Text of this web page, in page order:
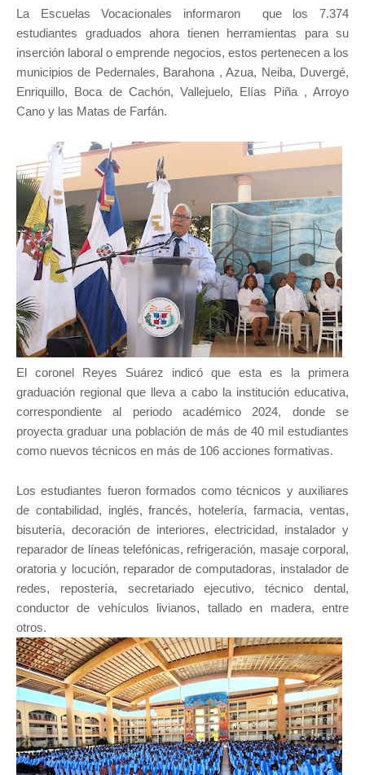
La Escuelas Vocacionales informaron que los 7.374
estudiantes graduados ahora tienen herramientas para su
inserción laboral o emprende negocios, estos pertenecen a los
municipios de Pedernales, Barahona , Azua, Neiba, Duvergé,
Enriquillo, Boca de Cachón, Vallejuelo, Elías Piña , Arroyo
Cano y las Matas de Farfán.
El coronel Reyes Suárez indicó que esta es la primera
graduación regional que lleva a cabo la institución educativa,
correspondiente al periodo académico 2024, donde se
proyecta graduar una población de más de 40 mil estudiantes
como nuevos técnicos en más de 106 acciones formativas.
Los estudiantes fueron formados como técnicos y auxiliares
de contabilidad, inglés, francés, hotelería, farmacia, ventas,
bisutería, decoración de interiores, electricidad, instalador y
reparador de líneas telefónicas, refrigeración, masaje corporal,
oratoria y locución, reparador de computadoras, instalador de
redes, repostería, secretariado ejecutivo, técnico dental,
conductor de vehículos livianos, tallado en madera, entre
otros.